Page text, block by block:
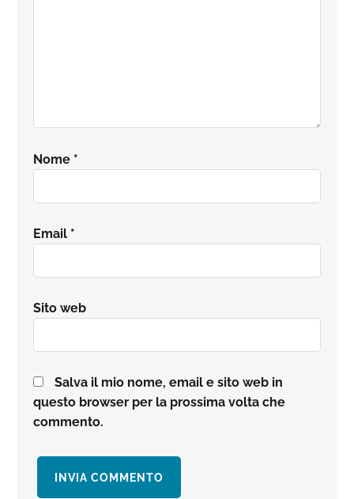
Nome *
Email *
Sito web
Salva il mio nome, email e sito web in
questo browser per la prossima volta che
commento.